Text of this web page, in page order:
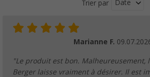
Trier par Date
Marianne F.
"Le produit est bon. Malheureusement,
Berger laisse vraiment à désirer. Il est